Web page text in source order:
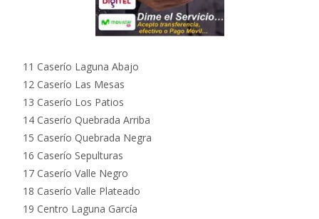
11 Caserío Laguna Abajo
12 Caserío Las Mesas
13 Caserío Los Patios
14 Caserío Quebrada Arriba
15 Caserío Quebrada Negra
16 Caserío Sepulturas
17 Caserío Valle Negro
18 Caserío Valle Plateado
19 Centro Laguna García